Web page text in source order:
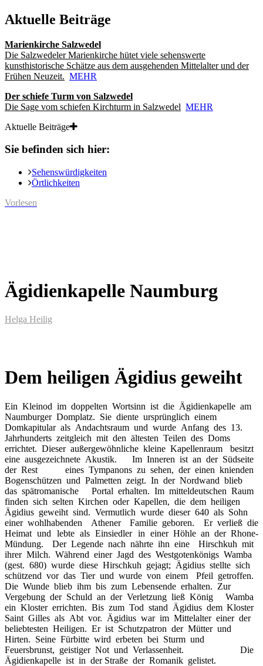
Aktuelle Beiträge
Marienkirche Salzwedel
Die Salzwedeler Marienkirche hütet viele sehenswerte
kunsthistorische Schätze aus dem ausgehenden Mittelalter und der
Frühen Neuzeit. MEHR
Der schiefe Turm von Salzwedel
Die Sage vom schiefen Kirchturm in Salzwedel MEHR
Aktuelle Beiträge
Sie befinden sich hier:
Sehenswürdigkeiten
Örtlichkeiten
Vorlesen
Ägidienkapelle Naumburg
Helga Heilig
Dem heiligen Ägidius geweiht
Ein Kleinod im doppelten Wortsinn ist die Ägidienkapelle am
Naumburger Domplatz. Sie diente ursprünglich einem
Domkapitular als Andachtsraum und wurde Anfang des 13.
Jahrhunderts zeitgleich mit den ältesten Teilen des Doms
errichtet. Dieser außergewöhnliche kleine Kapellenraum besitzt
eine ausgezeichnete Akustik. Im Inneren ist an der Südseite
der Rest eines Tympanons zu sehen, der einen knienden
Bogenschützen und Palmetten zeigt. In der Nordwand blieb
das spätromanische Portal erhalten. Im mitteldeutschen Raum
finden sich selten Kirchen oder Kapellen, die dem heiligen
Ägidius geweiht sind. Vermutlich wurde dieser 640 als Sohn
einer wohlhabenden Athener Familie geboren. Er verließ die
Heimat und lebte als Einsiedler in einer Höhle an der Rhone-
Mündung. Der Legende nach nährte ihn eine Hirschkuh mit
ihrer Milch. Während einer Jagd des Westgotenkönigs Wamba
(gest. 680) wurde diese Hirschkuh gejagt; Ägidius stellte sich
schützend vor das Tier und wurde von einem Pfeil getroffen.
Die Wunde blieb ihm bis zum Lebensende erhalten. Zur
Vergebung der Schuld an der Verletzung ließ König Wamba
ein Kloster errichten. Bis zum Tod stand Ägidius dem Kloster
Saint Gilles als Abt vor. Ägidius war im Mittelalter einer der
beliebtesten Heiligen. Er ist Schutzpatron der Mütter und
Hirten. Seine Fürbitte wird erbeten bei Sturm und
Feuersbrunst, geistiger Not und Verlassenheit. Die
Ägidienkapelle ist in der Straße der Romanik gelistet.